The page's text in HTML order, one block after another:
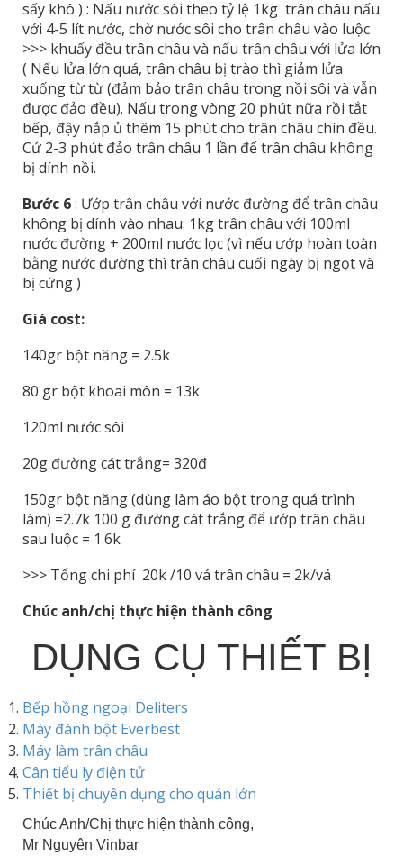
sấy khô ) : Nấu nước sôi theo tỷ lệ 1kg trân châu nấu
với 4-5 lít nước, chờ nước sôi cho trân châu vào luộc
>>> khuấy đều trân châu và nấu trân châu với lửa lớn
( Nếu lửa lớn quá, trân châu bị trào thì giảm lửa
xuống từ từ (đảm bảo trân châu trong nồi sôi và vẫn
được đảo đều). Nấu trong vòng 20 phút nữa rồi tắt
bếp, đậy nắp ủ thêm 15 phút cho trân châu chín đều.
Cứ 2-3 phút đảo trân châu 1 lần để trân châu không
bị dính nồi.
Bước 6: Ướp trân châu với nước đường để trân châu
không bị dính vào nhau: 1kg trân châu với 100ml
nước đường + 200ml nước lọc (vì nếu ướp hoàn toàn
bằng nước đường thì trân châu cuối ngày bị ngọt và
bị cứng )
Giá cost:
140gr bột năng = 2.5k
80 gr bột khoai môn = 13k
120ml nước sôi
20g đường cát trắng= 320đ
150gr bột năng (dùng làm áo bột trong quá trình
làm) =2.7k 100 g đường cát trắng để ướp trân châu
sau luộc = 1.6k
>>> Tổng chi phí 20k /10 vá trân châu = 2k/vá
Chúc anh/chị thực hiện thành công
DỤNG CỤ THIẾT BỊ
Bếp hồng ngoại Deliters
Máy đánh bột Everbest
Máy làm trân châu
Cân tiểu ly điện tử
Thiết bị chuyên dụng cho quán lớn
Chúc Anh/Chị thực hiện thành công,
Mr Nguyên Vinbar